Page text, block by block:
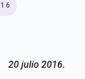
20 julio 2016.